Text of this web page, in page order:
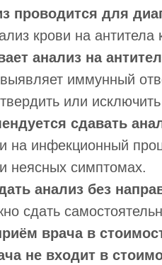
проводится для
крови на антитела
анализ на
иммунный
или
сдавать
на инфекционный
неясных симптомах.
анализ без
сдать
врача в
не входит в